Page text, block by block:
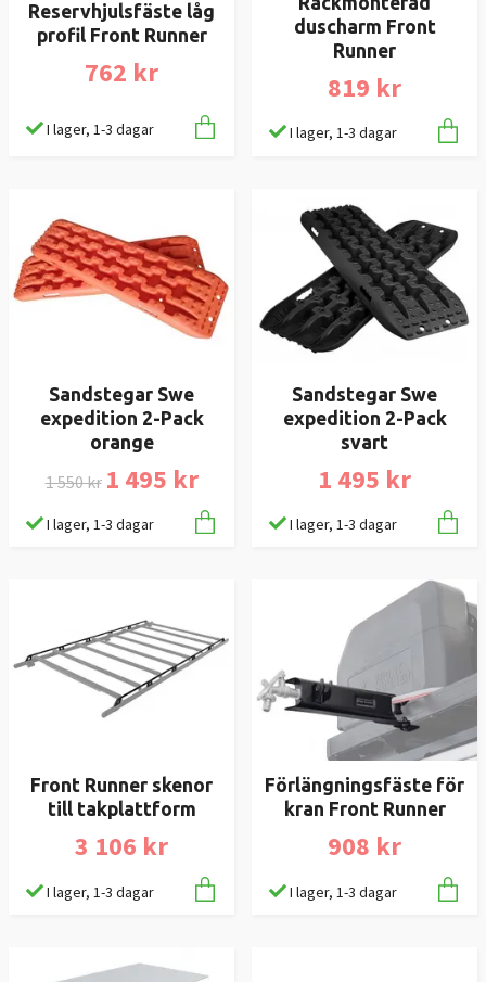
Reservhjulsfäste låg
profil Front Runner
762 kr
I lager, 1-3 dagar
duscharm Front
Runner
819 kr
I lager, 1-3 dagar
Sandstegar Swe
expedition 2-Pack
orange
1 550 kr 1 495 kr
I lager, 1-3 dagar
Sandstegar Swe
expedition 2-Pack
svart
1 495 kr
I lager, 1-3 dagar
Front Runner skenor
till takplattform
3 106 kr
I lager, 1-3 dagar
Förlängningsfäste för
kran Front Runner
908 kr
I lager, 1-3 dagar